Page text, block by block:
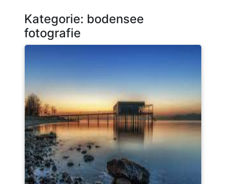
Kategorie: bodensee
fotografie